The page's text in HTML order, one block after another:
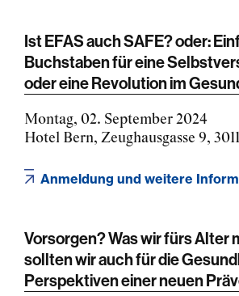
Ist EFAS auch SAFE? oder:
Buchstaben für eine
oder eine Revolution im
Montag, 02. September 2024
Hotel Bern, Zeughausgasse 9,
Anmeldung und weitere
Vorsorgen? Was wir fürs Alter
sollten wir auch für die
Perspektiven einer neuen